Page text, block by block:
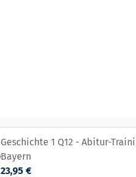
Geschichte 1 Q12 - Abitur-
Bayern
23,95 €